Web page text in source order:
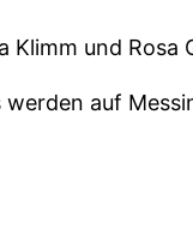
und Rosa
auf